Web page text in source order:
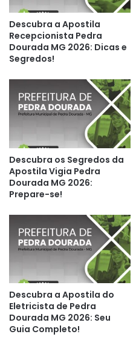
Descubra a Apostila
Recepcionista Pedra
Dourada MG 2026: Dicas e
Segredos!
Descubra os Segredos da
Apostila Vigia Pedra
Dourada MG 2026:
Prepare-se!
Descubra a Apostila do
Eletricista de Pedra
Dourada MG 2026: Seu
Guia Completo!